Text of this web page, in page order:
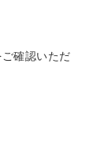
確認いただ